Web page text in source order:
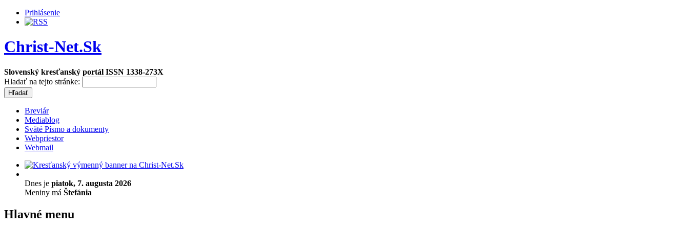
Prihlásenie
Christ-Net.Sk
Slovenský kresťanský portál ISSN 1338-273X
Hladať na tejto stránke:
Breviár
Mediablog
Sväté Písmo a dokumenty
Webpriestor
Webmail
Dnes je piatok, 7. augusta 2026
Meniny má Štefánia
Hlavné menu